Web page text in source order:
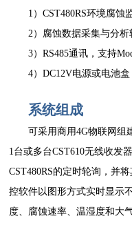
1）CST480RS环境腐蚀
2）腐蚀数据采集与分析
3）RS485通讯，支持
4）DC12V电源或电池盒
系统组成
可采用商用4G物联网组
1台或多台CST610无线收发
CST480RS的定时轮询，并
控软件以图形方式实时显示
度、腐蚀速率、温湿度和大